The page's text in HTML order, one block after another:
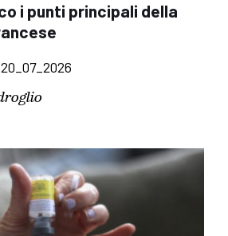
i punti principali della
20_07_2026